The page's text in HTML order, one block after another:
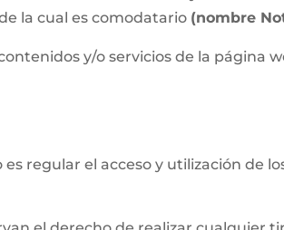
la cual es comodatario (nombre
y/o servicios de la página
regular el acceso y utilización de